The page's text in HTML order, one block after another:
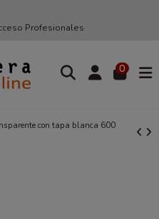
Profesionales
0
con tapa blanca 600